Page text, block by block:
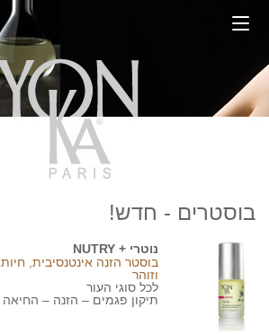
בוסטרים - חדש!
נוטרי + NUTRY
בוסטר הזנה אינטנסיבית, חיות
וזוהר
לכל סוגי העור
תיקון פגמים – הזנה – החיאה